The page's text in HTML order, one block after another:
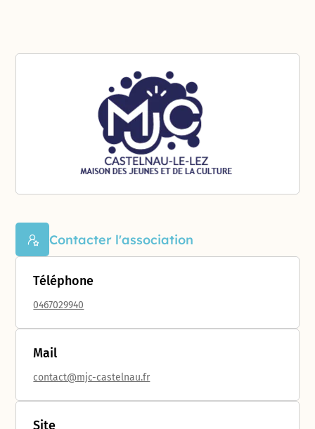
Contacter l'association
Téléphone
0467029940
Mail
contact@mjc-castelnau.fr
Site